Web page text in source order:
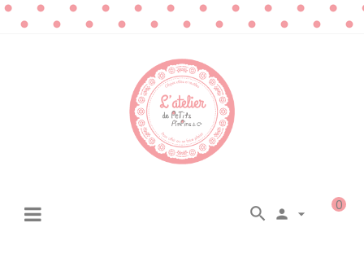
0
 
